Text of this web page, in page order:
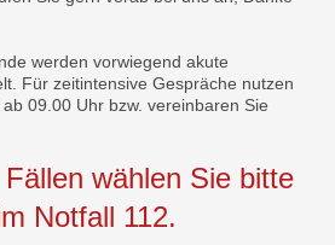
werden vorwiegend akute
Für zeitintensive Gespräche nutzen
09.00 Uhr bzw. vereinbaren Sie
wählen Sie bitte
Notfall 112.